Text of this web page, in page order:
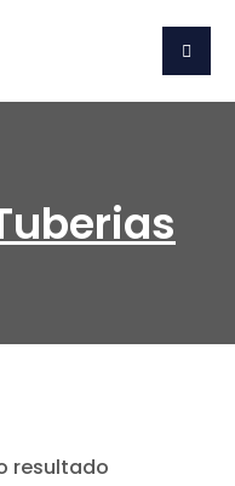
resultado